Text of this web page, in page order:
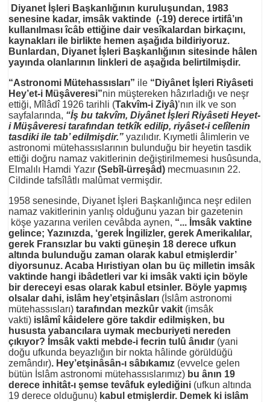
Diyanet İşleri Başkanlığının kuruluşundan, 1983
senesine kadar, imsâk vaktinde (-19) derece irtifâ’ın
kullanılması îcâb ettiğine dair vesîkalardan birkaçını,
kaynakları ile birlikte hemen aşağıda bildiriyoruz.
Bunlardan, Diyanet İşleri Başkanlığının sitesinde hâlen
yayında olanlarının linkleri de aşağıda belirtilmişdir.
“Astronomi Mütehassısları” ile “Diyânet İşleri Riyâseti
Hey’et-i Müşâveresi”nin müştereken hâzırladığı ve neşr
ettiği, Mîlâdî 1926 tarihli (Takvîm-i Ziyâ)’nın ilk ve son
sayfalarında, “İş bu takvîm, Diyânet İşleri Riyâseti Heyet-
i Müşâveresi tarafından tetkîk edilip, riyâset-i celîlenin
tasdiki ile tab’ edilmişdir.” yazılıdır. Kıymetli âlimlerin ve
astronomi mütehassıslarının bulunduğu bir heyetin tasdik
ettiği doğru namaz vakitlerinin değiştirilmemesi husûsunda,
Elmalılı Hamdi Yazır (Sebîl-ürreşâd) mecmuasının 22.
Cildinde tafsîlâtlı malûmat vermişdir.
1958 senesinde, Diyanet İşleri Başkanlığınca neşr edilen
namaz vakitlerinin yanlış olduğunu yazan bir gazetenin
köşe yazarına verilen cevâbda aynen, “... İmsâk vaktine
gelince; Yazınızda, ‘gerek İngilizler, gerek Amerikalılar,
gerek Fransızlar bu vakti güneşin 18 derece ufkun
altında bulunduğu zaman olarak kabul etmişlerdir’
diyorsunuz. Acaba Hıristiyan olan bu üç milletin imsâk
vaktinde hangi ibâdetleri var ki imsâk vakti için böyle
bir dereceyi esas olarak kabul etsinler. Böyle yapmış
olsalar dahi, islâm hey’etşinâsları (İslâm astronomi
mütehassısları) tarafından mezkûr vakit (imsâk
vakti) islâmî kâidelere göre takdir edilmişken, bu
hususta yabancılara uymak mecburiyeti nereden
çıkıyor? İmsâk vakti mebde-i fecrin tulû ânıdır (yani
doğu ufkunda beyazlığın bir nokta hâlinde görüldüğü
zemândır). Hey’etşinâsân-ı sâbıkamız (evvelce gelen
bütün İslâm astronomi mütehassıslarımız) bu ânın 19
derece inhitât-ı şemse tevâfuk eylediğini (ufkun altında
19 derece olduğunu) kabul etmişlerdir. Demek ki islâm